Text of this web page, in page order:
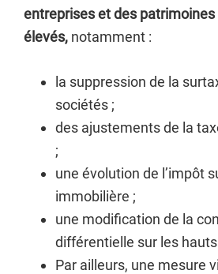
entreprises et des patrimoines
élevés, notamment :
la suppression de la
sociétés ;
des ajustements de la
;
une évolution de l’impôt
immobilière ;
une modification de la
différentielle sur les
Par ailleurs, une mesure